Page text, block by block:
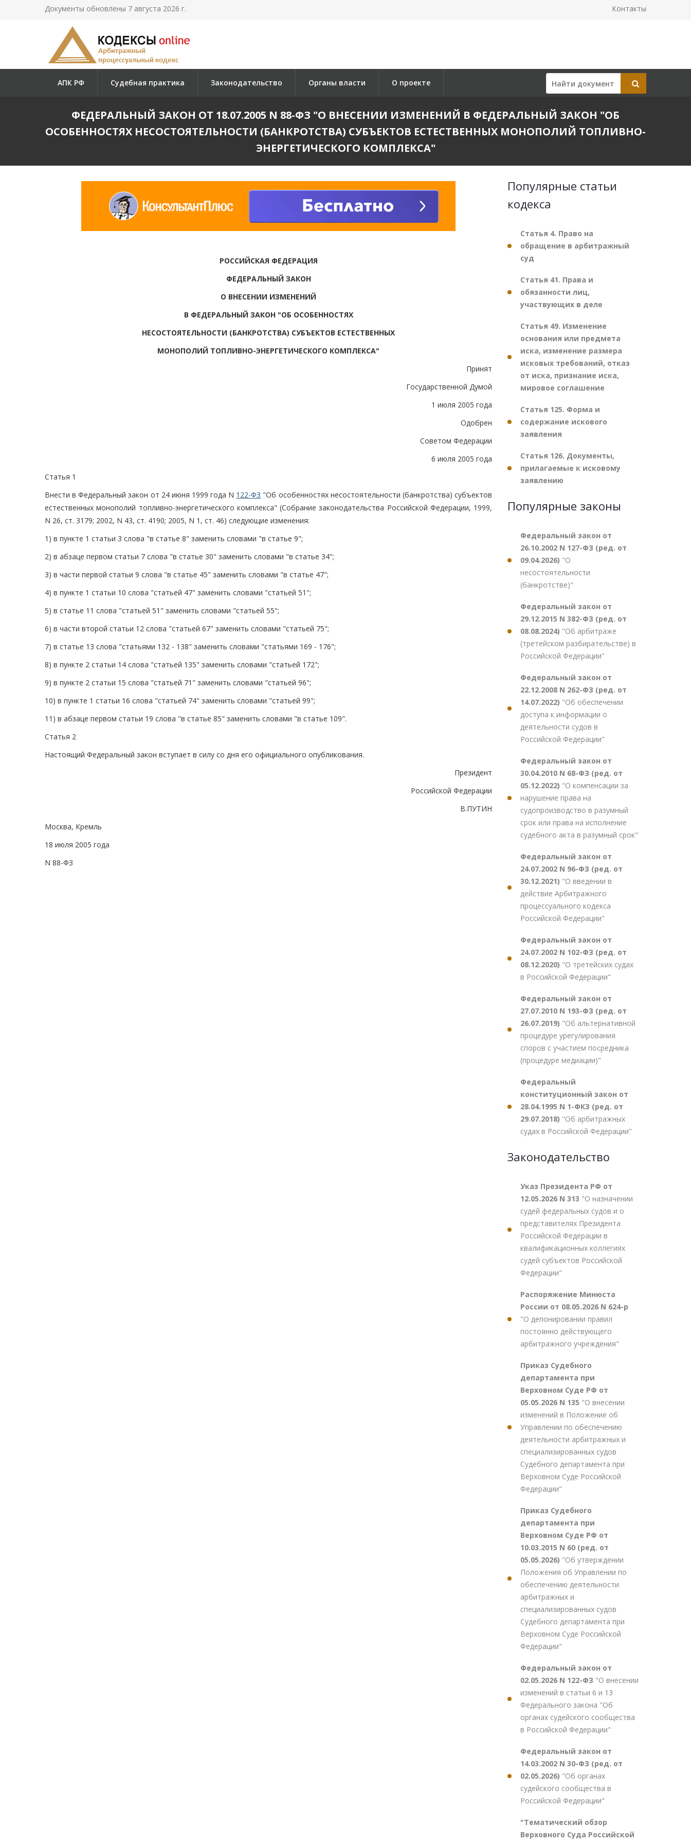
Документы обновлены 7 августа 2026 г. Контакты
АПК РФ Судебная практика Законодательство Органы власти О проекте
ФЕДЕРАЛЬНЫЙ ЗАКОН ОТ 18.07.2005 N 88-ФЗ "О ВНЕСЕНИИ ИЗМЕНЕНИЙ В ФЕДЕРАЛЬНЫЙ ЗАКОН "ОБ
ОСОБЕННОСТЯХ НЕСОСТОЯТЕЛЬНОСТИ (БАНКРОТСТВА) СУБЪЕКТОВ ЕСТЕСТВЕННЫХ МОНОПОЛИЙ ТОПЛИВНО-
ЭНЕРГЕТИЧЕСКОГО КОМПЛЕКСА"
РОССИЙСКАЯ ФЕДЕРАЦИЯ
ФЕДЕРАЛЬНЫЙ ЗАКОН
О ВНЕСЕНИИ ИЗМЕНЕНИЙ
В ФЕДЕРАЛЬНЫЙ ЗАКОН "ОБ ОСОБЕННОСТЯХ
НЕСОСТОЯТЕЛЬНОСТИ (БАНКРОТСТВА) СУБЪЕКТОВ ЕСТЕСТВЕННЫХ
МОНОПОЛИЙ ТОПЛИВНО-ЭНЕРГЕТИЧЕСКОГО КОМПЛЕКСА"
Принят
Государственной Думой
1 июля 2005 года
Одобрен
Советом Федерации
6 июля 2005 года
Статья 1
Внести в Федеральный закон от 24 июня 1999 года N 122-ФЗ "Об особенностях несостоятельности (банкротства) субъектов
естественных монополий топливно-энергетического комплекса" (Собрание законодательства Российской Федерации, 1999,
N 26, ст. 3179; 2002, N 43, ст. 4190; 2005, N 1, ст. 46) следующие изменения:
1) в пункте 1 статьи 3 слова "в статье 8" заменить словами "в статье 9";
2) в абзаце первом статьи 7 слова "в статье 30" заменить словами "в статье 34";
3) в части первой статьи 9 слова "в статье 45" заменить словами "в статье 47";
4) в пункте 1 статьи 10 слова "статьей 47" заменить словами "статьей 51";
5) в статье 11 слова "статьей 51" заменить словами "статьей 55";
6) в части второй статьи 12 слова "статьей 67" заменить словами "статьей 75";
7) в статье 13 слова "статьями 132 - 138" заменить словами "статьями 169 - 176";
8) в пункте 2 статьи 14 слова "статьей 135" заменить словами "статьей 172";
9) в пункте 2 статьи 15 слова "статьей 71" заменить словами "статьей 96";
10) в пункте 1 статьи 16 слова "статьей 74" заменить словами "статьей 99";
11) в абзаце первом статьи 19 слова "в статье 85" заменить словами "в статье 109".
Статья 2
Настоящий Федеральный закон вступает в силу со дня его официального опубликования.
Президент
Российской Федерации
В.ПУТИН
Москва, Кремль
18 июля 2005 года
N 88-ФЗ
Популярные статьи
кодекса
Статья 4. Право на
обращение в арбитражный
суд
Статья 41. Права и
обязанности лиц,
участвующих в деле
Статья 49. Изменение
основания или предмета
иска, изменение размера
исковых требований, отказ
от иска, признание иска,
мировое соглашение
Статья 125. Форма и
содержание искового
заявления
Статья 126. Документы,
прилагаемые к исковому
заявлению
Популярные законы
Федеральный закон от
26.10.2002 N 127-ФЗ (ред. от
09.04.2026) "О
несостоятельности
(банкротстве)"
Федеральный закон от
29.12.2015 N 382-ФЗ (ред. от
08.08.2024) "Об арбитраже
(третейском разбирательстве) в
Российской Федерации"
Федеральный закон от
22.12.2008 N 262-ФЗ (ред. от
14.07.2022) "Об обеспечении
доступа к информации о
деятельности судов в
Российской Федерации"
Федеральный закон от
30.04.2010 N 68-ФЗ (ред. от
05.12.2022) "О компенсации за
нарушение права на
судопроизводство в разумный
срок или права на исполнение
судебного акта в разумный срок"
Федеральный закон от
24.07.2002 N 96-ФЗ (ред. от
30.12.2021) "О введении в
действие Арбитражного
процессуального кодекса
Российской Федерации"
Федеральный закон от
24.07.2002 N 102-ФЗ (ред. от
08.12.2020) "О третейских судах
в Российской Федерации"
Федеральный закон от
27.07.2010 N 193-ФЗ (ред. от
26.07.2019) "Об альтернативной
процедуре урегулирования
споров с участием посредника
(процедуре медиации)"
Федеральный
конституционный закон от
28.04.1995 N 1-ФКЗ (ред. от
29.07.2018) "Об арбитражных
судах в Российской Федерации"
Законодательство
Указ Президента РФ от
12.05.2026 N 313 "О назначении
судей федеральных судов и о
представителях Президента
Российской Федерации в
квалификационных коллегиях
судей субъектов Российской
Федерации"
Распоряжение Минюста
России от 08.05.2026 N 624-р
"О депонировании правил
постоянно действующего
арбитражного учреждения"
Приказ Судебного
департамента при
Верховном Суде РФ от
05.05.2026 N 135 "О внесении
изменений в Положение об
Управлении по обеспечению
деятельности арбитражных и
специализированных судов
Судебного департамента при
Верховном Суде Российской
Федерации"
Приказ Судебного
департамента при
Верховном Суде РФ от
10.03.2015 N 60 (ред. от
05.05.2026) "Об утверждении
Положения об Управлении по
обеспечению деятельности
арбитражных и
специализированных судов
Судебного департамента при
Верховном Суде Российской
Федерации"
Федеральный закон от
02.05.2026 N 122-ФЗ "О внесении
изменений в статьи 6 и 13
Федерального закона "Об
органах судейского сообщества
в Российской Федерации"
Федеральный закон от
14.03.2002 N 30-ФЗ (ред. от
02.05.2026) "Об органах
судейского сообщества в
Российской Федерации"
"Тематический обзор
Верховного Суда Российской